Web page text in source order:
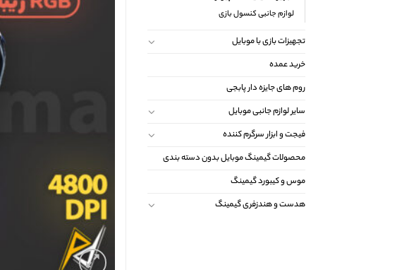
لوازم جانبی کنسول بازی
تجهیزات بازی با موبایل
خرید عمده
روم های جایزه دار پابجی
سایر لوازم جانبی موبایل
فیجت و ابزار سرگرم کننده
محصولات گیمینگ موبایل بدون دسته بندی
موس و کیبورد گیمینگ
هدست و هندزفری گیمینگ